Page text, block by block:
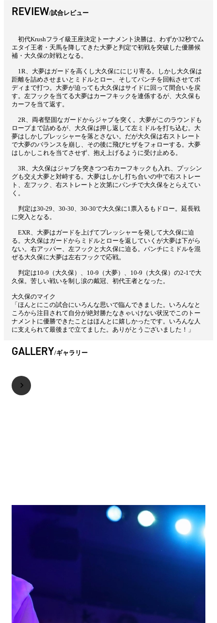
REVIEW 試合レビュー
初代Krushフライ級王座決定トーナメント決勝は、わずか32秒でム
エタイ王者・天馬を降してきた大夢と判定で初戦を突破した優勝候
補・大久保の対戦となる。
1R、大夢はガードを高くし大久保ににじり寄る。しかし大久保は
距離を詰めさせまいとミドルとロー、そしてパンチを回転させてボ
ディまで打つ。大夢が迫っても大久保はサイドに回って間合いを戻
す。左フックを当てる大夢はカーフキックを連係するが、大久保も
カーフを当て返す。
2R、両者堅固なガードからジャブを突く。大夢がこのラウンドも
ロープまで詰めるが、大久保は押し返して左ミドルを打ち込む。大
夢はしかしプレッシャーを落とさない。だが大久保は右ストレート
で大夢のバランスを崩し、その後に飛びヒザをフォローする。大夢
はしかしこれを当てさせず、抱え上げるように受け止める。
3R、大久保はジャブを突きつつ右カーフキックも入れ、プッシン
グも交え大夢と対峙する。大夢はしかし打ち合いの中で右ストレー
ト、左フック、右ストレートと次第にパンチで大久保をとらえてい
く。
判定は30-29、30-30、30-30で大久保に1票入るもドロー。延長戦
に突入となる。
EXR、大夢はガードを上げてプレッシャーを発して大久保に迫
る。大久保はガードからミドルとローを返していくが大夢は下がら
ない。右アッパー、左フックと大久保に迫る。パンチにミドルを混
ぜる大久保に大夢は左右フックで応戦。
判定は10-9（大久保）、10-9（大夢）、10-9（大久保）の2-1で大
久保。苦しい戦いを制し涙の戴冠、初代王者となった。
大久保のマイク
「ほんとにこの試合にいろんな思いで臨んできました。いろんなと
ころから注目されて自分が絶対勝たなきゃいけない状況でこのトー
ナメントに優勝できたことはほんとに嬉しかったです。いろんな人
に支えられて最後まで立てました。ありがとうございました！」
GALLERY ギャラリー